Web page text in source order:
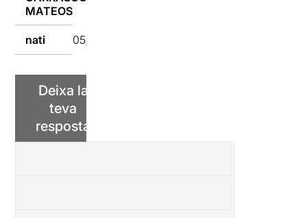
MATEOS
nati 05/02/2019
Deixa la
teva
resposta